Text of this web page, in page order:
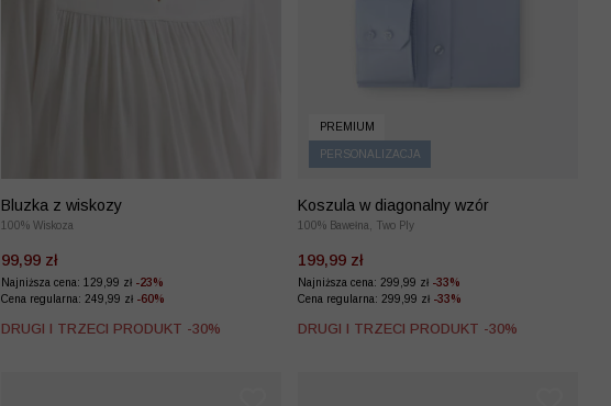
Bluzka z wiskozy
100% Wiskoza
99,99 zł
Najniższa cena: 129,99 zł -23%
Cena regularna: 249,99 zł -60%
DRUGI I TRZECI PRODUKT -30%
PREMIUM
PERSONALIZACJA
Koszula w diagonalny wzór
100% Bawełna, Two Ply
199,99 zł
Najniższa cena: 299,99 zł -33%
Cena regularna: 299,99 zł -33%
DRUGI I TRZECI PRODUKT -30%